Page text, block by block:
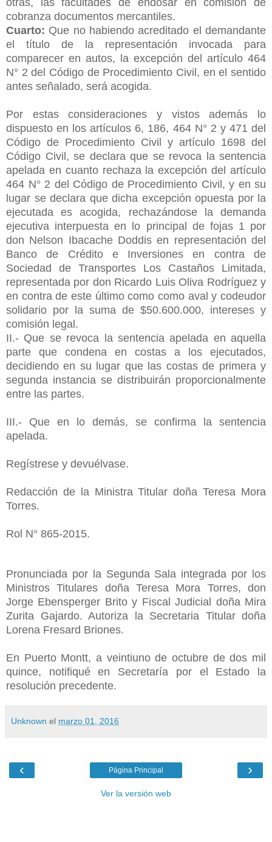
cobranza documentos mercantiles.
Cuarto: Que no habiendo acreditado el demandante
el título de la representación invocada para
comparecer en autos, la excepción del artículo 464
N° 2 del Código de Procedimiento Civil, en el sentido
antes señalado, será acogida.
Por estas consideraciones y vistos además lo
dispuesto en los artículos 6, 186, 464 N° 2 y 471 del
Código de Procedimiento Civil y artículo 1698 del
Código Civil, se declara que se revoca la sentencia
apelada en cuanto rechaza la excepción del artículo
464 N° 2 del Código de Procedimiento Civil, y en su
lugar se declara que dicha excepción opuesta por la
ejecutada es acogida, rechazándose la demanda
ejecutiva interpuesta en lo principal de fojas 1 por
don Nelson Ibacache Doddis en representación del
Banco de Crédito e Inversiones en contra de
Sociedad de Transportes Los Castaños Limitada,
representada por don Ricardo Luis Oliva Rodríguez y
en contra de este último como como aval y codeudor
solidario por la suma de $50.600.000, intereses y
comisión legal.
II.- Que se revoca la sentencia apelada en aquella
parte que condena en costas a los ejecutados,
decidiendo en su lugar que las costas de primera y
segunda instancia se distribuirán proporcionalmente
entre las partes.
III.- Que en lo demás, se confirma la sentencia
apelada.
Regístrese y devuélvase.
Redacción de la Ministra Titular doña Teresa Mora
Torres.
Rol N° 865-2015.
Pronunciada por la Segunda Sala integrada por los
Ministros Titulares doña Teresa Mora Torres, don
Jorge Ebensperger Brito y Fiscal Judicial doña Mira
Zurita Gajardo. Autoriza la Secretaria Titular doña
Lorena Fresard Briones.
En Puerto Montt, a veintiuno de octubre de dos mil
quince, notifiqué en Secretaría por el Estado la
resolución precedente.
Unknown el marzo 01, 2016
‹ ›
Página Principal
Ver la versión web